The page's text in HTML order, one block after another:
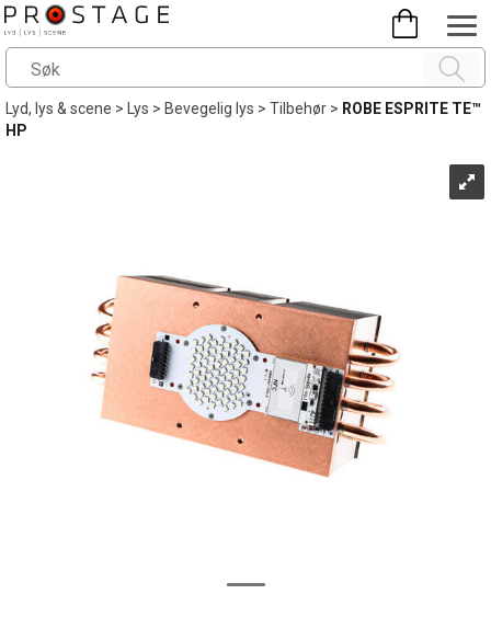
Lyd, lys & scene> Lys>Bevegelig lys>Tilbehør> ROBE ESPRITE TE™
HP